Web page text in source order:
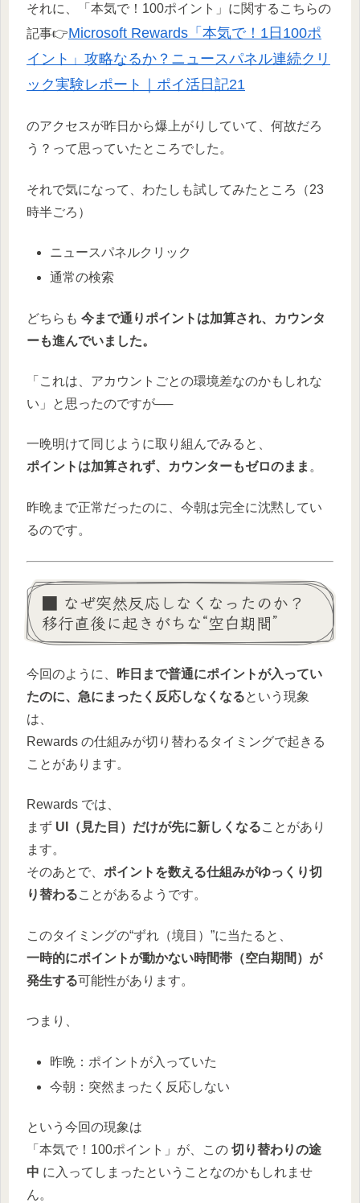
それに、「本気で！100ポイント」に関するこちらの
記事👉Microsoft Rewards「本気で！1日100ポ
イント」攻略なるか？ニュースパネル連続クリ
ック実験レポート｜ポイ活日記21
のアクセスが昨日から爆上がりしていて、何故だろ
う？って思っていたところでした。
それで気になって、わたしも試してみたところ（23
時半ごろ）
ニュースパネルクリック
通常の検索
どちらも 今まで通りポイントは加算され、カウンタ
ーも進んでいました。
「これは、アカウントごとの環境差なのかもしれな
い」と思ったのですが──
一晩明けて同じように取り組んでみると、
ポイントは加算されず、カウンターもゼロのまま。
昨晩まで正常だったのに、今朝は完全に沈黙してい
るのです。
■ なぜ突然反応しなくなったのか？
移行直後に起きがちな“空白期間”
今回のように、
昨日まで普通にポイントが入ってい
たのに、急にまったく反応しなくなるという現象
は、
Rewards の仕組みが切り替わるタイミングで起きる
ことがあります。
Rewards では、
まず UI（見た目）だけが先に新しくなることがあり
ます。
そのあとで、 ポイントを数える仕組みがゆっくり切
り替わることがあるようです。
このタイミングの“ずれ（境目）”に当たると、
一時的にポイントが動かない時間帯（空白期間）が
発生する可能性があります。
つまり、
昨晩：ポイントが入っていた
今朝：突然まったく反応しない
という今回の現象は
「本気で！100ポイント」が、この 切り替わりの途
中 に入ってしまったということなのかもしれませ
ん。